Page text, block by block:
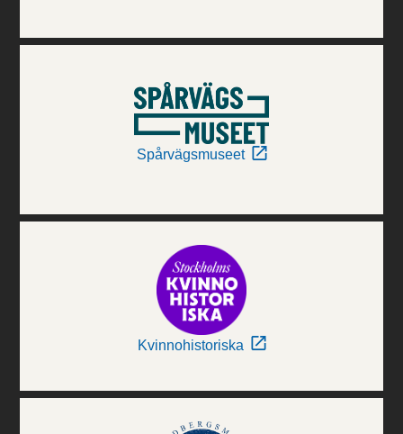
Spårvägsmuseet
Kvinnohistoriska